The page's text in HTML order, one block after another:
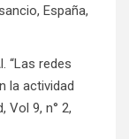
España,
“Las redes
la actividad
Vol 9, n° 2,